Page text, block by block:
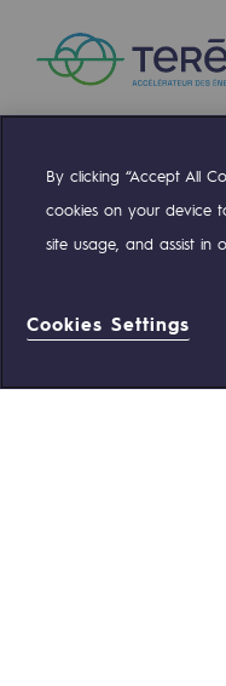
Compte
Standard Teréga 0
By clicking “Accept All
cookies on your device
site usage, and assist in
Cookies Settings